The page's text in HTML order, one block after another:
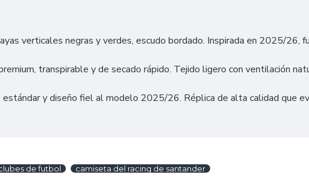
verticales negras y verdes, escudo bordado. Inspirada en 2025/26,
transpirable y de secado rápido. Tejido ligero con ventilación
y diseño fiel al modelo 2025/26. Réplica de alta calidad que
de futbol camiseta del racing de santander